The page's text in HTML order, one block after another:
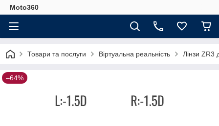
Moto360
Товари та послуги Віртуальна реальність Лінзи ZR3
–64%